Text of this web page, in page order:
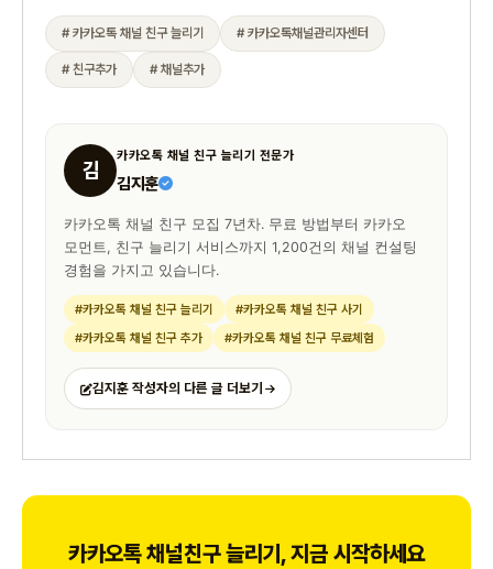
# 카카오톡 채널 친구 늘리기 # 카카오톡채널관리자센터
# 친구추가 # 채널추가
김
카카오톡 채널 친구 늘리기 전문가
김지훈
카카오톡 채널 친구 모집 7년차. 무료 방법부터 카카오
모먼트, 친구 늘리기 서비스까지 1,200건의 채널 컨설팅
경험을 가지고 있습니다.
#카카오톡 채널 친구 늘리기
#카카오톡 채널 친구 사기
#카카오톡 채널 친구 추가
#카카오톡 채널 친구 무료체험
김지훈 작성자의 다른 글 더보기
카카오톡 채널친구 늘리기, 지금 시작하세요